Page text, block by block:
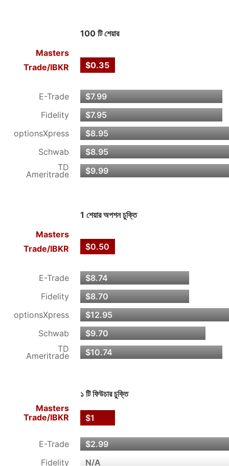
100 টি শেয়ার
Masters
Trade/IBKR $0.35
E-Trade
$7.99
Fidelity
$7.95
optionsXpress
$8.95
Schwab
$8.95
TD
Ameritrade $9.99
1 শেয়ার অপশন চুক্তি
Masters
Trade/IBKR $0.50
E-Trade
$8.74
Fidelity
$8.70
optionsXpress
$12.95
Schwab
$9.70
TD
Ameritrade $10.74
১ টি ফিউচার চুক্তি
Masters
Trade/IBKR $1
E-Trade
$2.99
Fidelity
N/A